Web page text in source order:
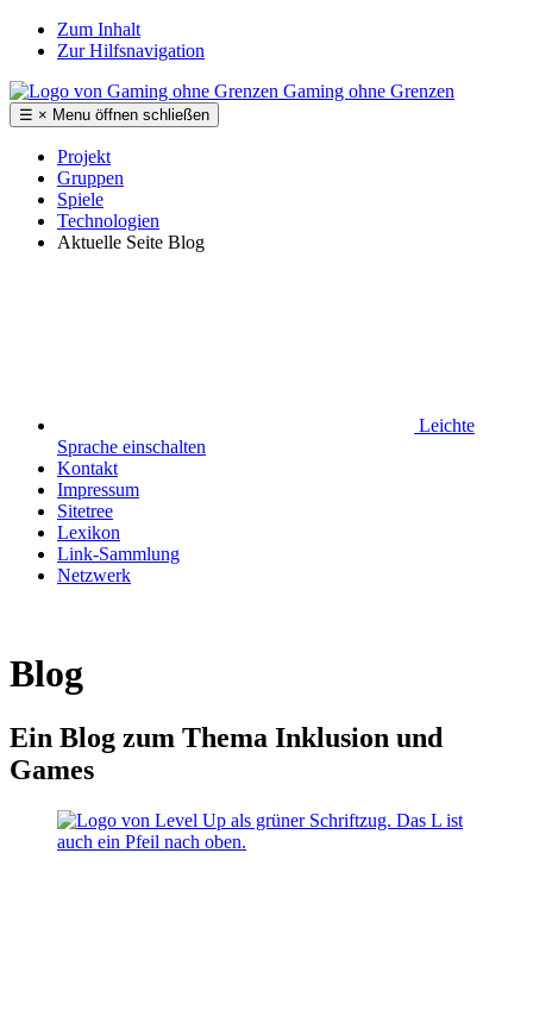
Zum Inhalt
Zur Hilfsnavigation
Gaming ohne Grenzen
☰ × Menu öffnen schließen
Projekt
Gruppen
Spiele
Technologien
Aktuelle Seite Blog
Leichte
Sprache einschalten
Kontakt
Impressum
Sitetree
Lexikon
Link-Sammlung
Netzwerk
Blog
Ein Blog zum Thema Inklusion und
Games